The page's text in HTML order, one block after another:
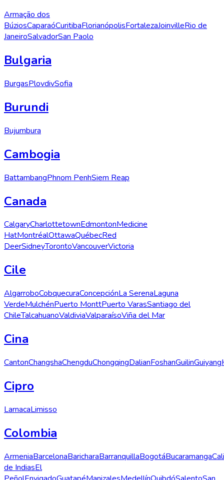
Armação dos
BúziosCaparaóCuritibaFlorianópolisFortalezaJoinvilleRio de
JaneiroSalvadorSan Paolo
Bulgaria
BurgasPlovdivSofia
Burundi
Bujumbura
Cambogia
BattambangPhnom PenhSiem Reap
Canada
CalgaryCharlottetownEdmontonMedicine
HatMontréalOttawaQuébecRed
DeerSidneyTorontoVancouverVictoria
Cile
AlgarroboCobquecuraConcepciónLa SerenaLaguna
VerdeMulchénPuerto MonttPuerto VarasSantiago del
ChileTalcahuanoValdiviaValparaísoViña del Mar
Cina
CantonChangshaChengduChongqingDalianFoshanGuilinGuiyang
Cipro
LarnacaLimisso
Colombia
ArmeniaBarcelonaBaricharaBarranquillaBogotáBucaramangaCali
de IndiasEl